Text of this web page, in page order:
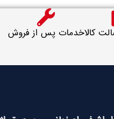
کالاخدمات پس از فروش